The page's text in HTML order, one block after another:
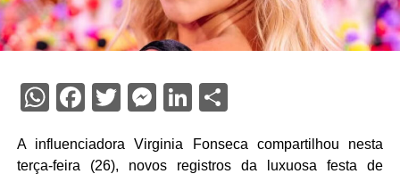
WhatsApp
Facebook
Twitter
Messenger
LinkedIn
Share
A influenciadoraVirginia Fonseca compartilhou nesta
terça-feira (26), novos registros da luxuosa festa de